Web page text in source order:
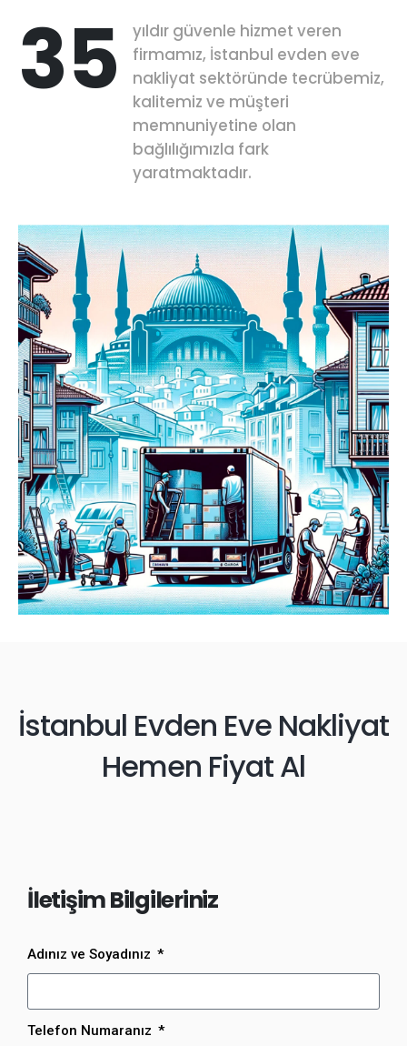
35
yıldır güvenle hizmet veren
firmamız, İstanbul evden eve
nakliyat sektöründe tecrübemiz,
kalitemiz ve müşteri
memnuniyetine olan
bağlılığımızla fark
yaratmaktadır.
İstanbul Evden Eve Nakliyat
Hemen Fiyat Al
İletişim Bilgileriniz
Adınız ve Soyadınız
Telefon Numaranız